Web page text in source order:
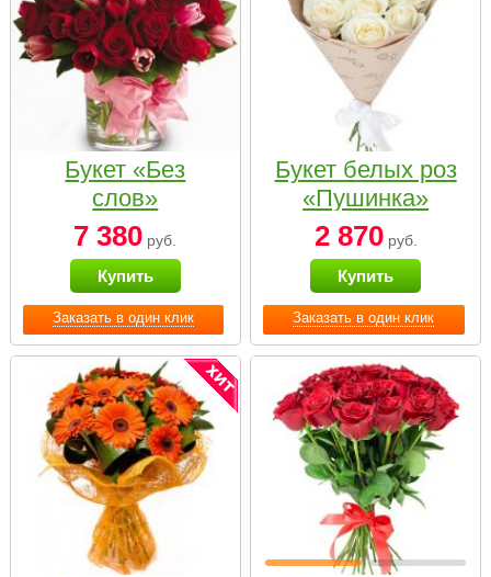
Заказать в один клик
Букет «Без
слов»
7 380 руб.
Купить
Заказать в один клик
Букет белых роз
«Пушинка»
2 870руб.
Купить